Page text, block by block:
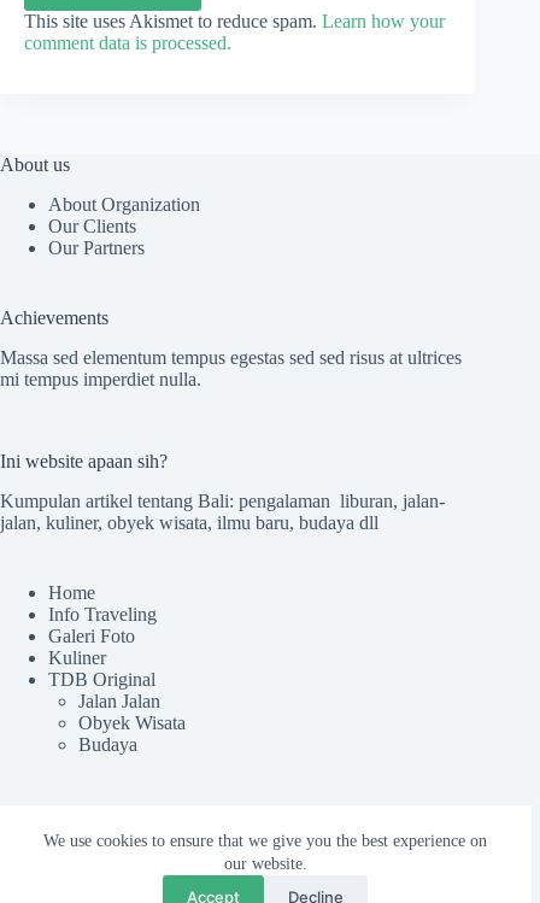
We use cookies to ensure that we give you the best experience on
our website.
Accept Decline
This site uses Akismet to reduce spam. Learn how your
comment data is processed.
About us
About Organization
Our Clients
Our Partners
Achievements
Massa sed elementum tempus egestas sed sed risus at ultrices
mi tempus imperdiet nulla.
Ini website apaan sih?
Kumpulan artikel tentang Bali: pengalaman liburan, jalan-
jalan, kuliner, obyek wisata, ilmu baru, budaya dll
Home
Info Traveling
Galeri Foto
Kuliner
TDB Original
Jalan Jalan
Obyek Wisata
Budaya